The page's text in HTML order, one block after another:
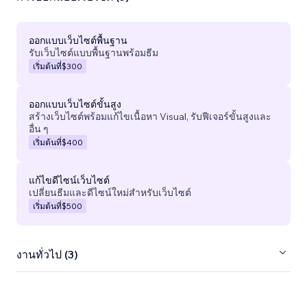
ออกแบบเว็บไซต์พื้นฐาน
รับเว็บไซต์แบบพื้นฐานพร้อมธีม
เริ่มต้นที่$300
ออกแบบเว็บไซต์ขั้นสูง
สร้างเว็บไซต์พร้อมแก้ไขเนื้อหา Visual, รับฟีเจอร์ขั้นสูงและ
อื่น ๆ
เริ่มต้นที่$400
แก้ไขดีไซน์เว็บไซต์
เปลี่ยนธีมและดีไซน์ใหม่สำหรับเว็บไซต์
เริ่มต้นที่$500
งานทั่วไป (3)